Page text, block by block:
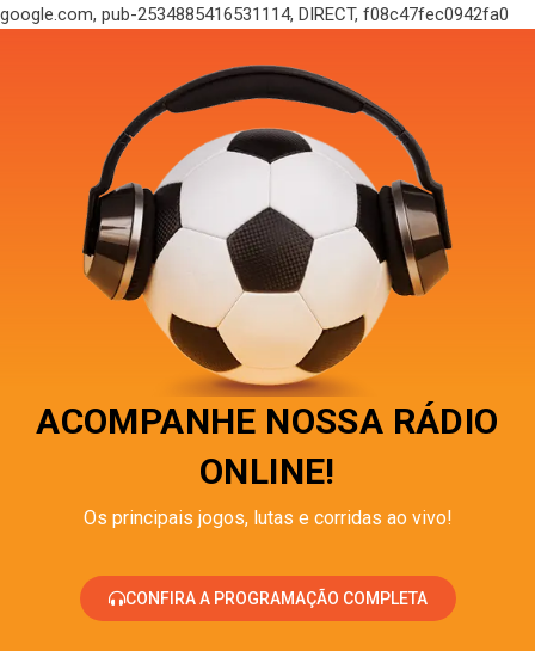
google.com, pub-2534885416531114, DIRECT, f08c47fec0942fa0
ACOMPANHE NOSSA RÁDIO
ONLINE!
Os principais jogos, lutas e corridas ao vivo!
CONFIRA A PROGRAMAÇÃO COMPLETA